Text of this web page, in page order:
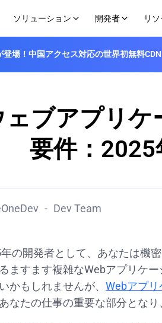
御
ジェントなボット対策によりプラット
を保護します
イトとアプリを保護します
メーカー
エッジ
エッジネ
スコード
画像レン
エッジで
ソリューション
中国市場へのグロー
開発者
学習センター
と料金
無料プラン
個人プラン
ベーシックプラン
リ
す
化する方法をご覧ください
のためのオンライン開発者向けユーティリテ
功事例
登場！中国アクセス対応の世界初無料
ェブアプリケ
要件：
- Dev Team
の開発者として、あなたは機
ますます複雑なWebアプリケ
かもしれませんが、 Webアプ
なたの仕事の重要な部分とな